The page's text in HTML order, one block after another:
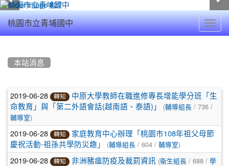
桃園市立青埔國中
本站消息
文
章
列
表
2019-06-28 轉知
中原大學教師在職進修專長增能學分班「生
命教育」與「第二外語會話(越南語、泰語)」
(輔導組長 / 736 /
輔導室)
2019-06-28 轉知
家庭教育中心辦理「桃園市108年祖父母節
慶祝活動-祖孫共學防災趣」
(輔導組長 / 604 / 輔導室)
2019-06-28 轉知 非洲豬瘟防疫及裁罰資訊 (衛生組長 / 688 / 學